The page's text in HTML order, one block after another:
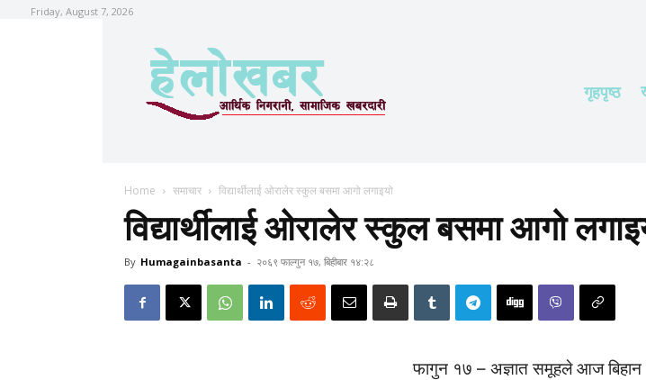
Friday, August 7, 2026
गृहपृष्ठ
Home समाचार विद्यार्थीलाई ओरालेर स्कुल बसमा आगो लगाइयो
विद्यार्थीलाई ओरालेर स्कुल बसमा आगो
By Humagainbasanta - २०६९ फाल्गुन १७, बिहीबार १४:२८
फागुन १७ – अज्ञात समूहले आज